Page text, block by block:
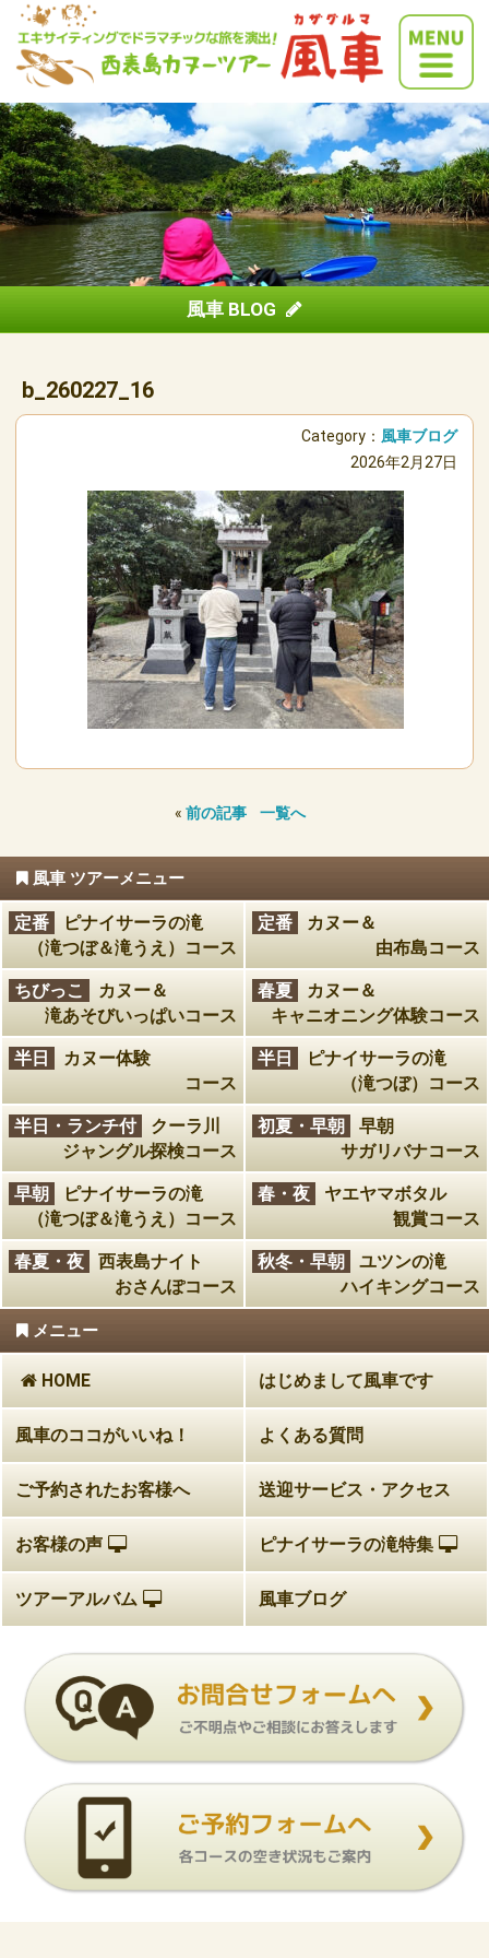
風車 BLOG
b_260227_16
Category： 風車ブログ
2026年2月27日
« 前の記事 一覧へ
風車 ツアーメニュー
定番
ピナイサーラの滝
（滝つぼ＆滝うえ）コース
定番
カヌー＆
由布島コース
ちびっこ
カヌー＆
滝あそびいっぱいコース
春夏
カヌー＆
キャニオニング体験コース
半日
カヌー体験
コース
半日
ピナイサーラの滝
（滝つぼ）コース
半日・ランチ付
クーラ川
ジャングル探検コース
初夏・早朝
早朝
サガリバナコース
早朝
ピナイサーラの滝
（滝つぼ＆滝うえ）コース
春・夜
ヤエヤマボタル
観賞コース
春夏・夜
西表島ナイト
おさんぽコース
秋冬・早朝
ユツンの滝
ハイキングコース
メニュー
HOME はじめまして風車です
風車のココがいいね！ よくある質問
ご予約されたお客様へ 送迎サービス・アクセス
お客様の声 ピナイサーラの滝特集
ツアーアルバム 風車ブログ